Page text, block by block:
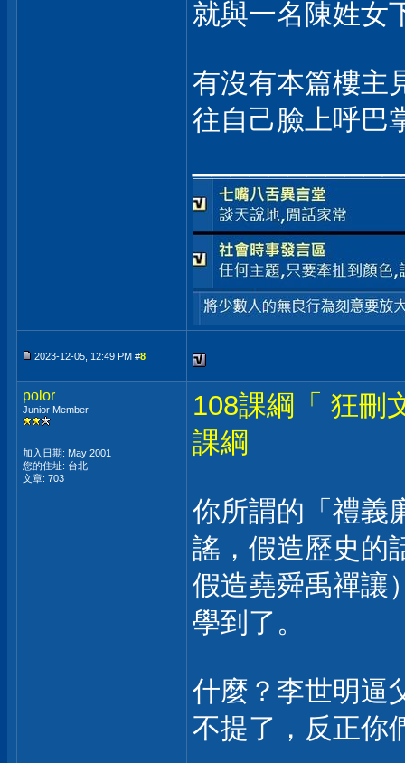
就與一名陳姓女
有沒有本篇樓主
往自己臉上呼巴
2023-12-05, 12:49 PM #8
polor
Junior Member
加入日期: May 2001
您的住址: 台北
文章: 703
108課綱「 狂刪
課綱
你所謂的「禮義
謠，假造歷史的
假造堯舜禹禪讓
學到了。
什麼？李世明逼
不提了，反正你